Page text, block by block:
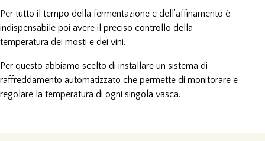
Per tutto il tempo della fermentazione e dell’affinamento è
indispensabile poi avere il preciso controllo della
temperatura dei mosti e dei vini.
Per questo abbiamo scelto di installare un sistema di
raffreddamento automatizzato che permette di monitorare e
regolare la temperatura di ogni singola vasca.